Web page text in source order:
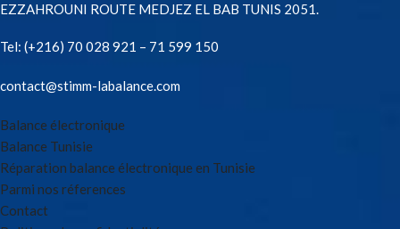
EZZAHROUNI ROUTE MEDJEZ EL BAB TUNIS 2051.
Tel: (+216) 70 028 921 – 71 599 150
contact@stimm-labalance.com
Balance électronique
Balance Tunisie
Réparation balance électronique en Tunisie
Parmi nos réferences
Contact